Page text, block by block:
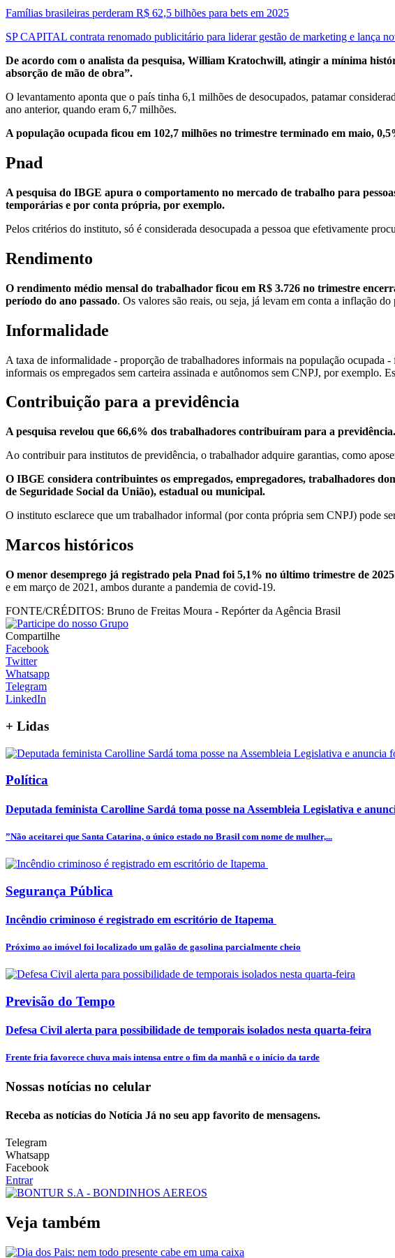
Famílias brasileiras perderam R$ 62,5 bilhões para bets em 2025
SP CAPITAL contrata renomado publicitário para liderar gestão de marketing e lança
De acordo com o analista da pesquisa, William Kratochwill, atingir a mínima
absorção de mão de obra”.
O levantamento aponta que o país tinha 6,1 milhões de desocupados, patamar
ano anterior, quando eram 6,7 milhões.
A população ocupada ficou em 102,7 milhões no trimestre terminado em maio,
Pnad
A pesquisa do IBGE apura o comportamento no mercado de trabalho para
temporárias e por conta própria, por exemplo.
Pelos critérios do instituto, só é considerada desocupada a pessoa que efetivamente
Rendimento
O rendimento médio mensal do trabalhador ficou em R$ 3.726 no trimestre
período do ano passado. Os valores são reais, ou seja, já levam em conta a inflação do
Informalidade
A taxa de informalidade - proporção de trabalhadores informais na população
informais os empregados sem carteira assinada e autônomos sem CNPJ, por exemplo.
Contribuição para a previdência
A pesquisa revelou que 66,6% dos trabalhadores contribuíram para a previdência.
Ao contribuir para institutos de previdência, o trabalhador adquire garantias, como
O IBGE considera contribuintes os empregados, empregadores, trabalhadores
de Seguridade Social da União), estadual ou municipal.
O instituto esclarece que um trabalhador informal (por conta própria sem CNPJ) pode
Marcos históricos
O menor desemprego já registrado pela Pnad foi 5,1% no último trimestre de 2025
e em março de 2021, ambos durante a pandemia de covid-19.
FONTE/CRÉDITOS: Bruno de Freitas Moura - Repórter da Agência Brasil
Compartilhe
Facebook
Twitter
Whatsapp
Telegram
LinkedIn
+ Lidas
Política
Deputada feminista Carolline Sardá toma posse na Assembleia Legislativa e
”Não aceitarei que Santa Catarina, o único estado no Brasil com nome de mulher,...
Segurança Pública
Incêndio criminoso é registrado em escritório de Itapema
Próximo ao imóvel foi localizado um galão de gasolina parcialmente cheio
Previsão do Tempo
Defesa Civil alerta para possibilidade de temporais isolados nesta quarta-feira
Frente fria favorece chuva mais intensa entre o fim da manhã e o início da tarde
Nossas notícias no celular
Receba as notícias do Notícia Já no seu app favorito de mensagens.
Telegram
Whatsapp
Facebook
Entrar
Veja também